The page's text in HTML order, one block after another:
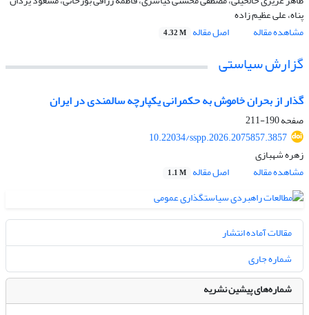
پناه، علی عظیم زاده
مشاهده مقاله
اصل مقاله 4.32 M
گزارش سیاستی
گذار از بحران خاموش به حکمرانی یکپارچه سالمندی در ایران
صفحه190-211
10.22034/sspp.2026.2075857.3857
زهره شهبازی
مشاهده مقاله
اصل مقاله 1.1 M
مقالات آماده انتشار
شماره جاری
شماره‌های پیشین نشریه